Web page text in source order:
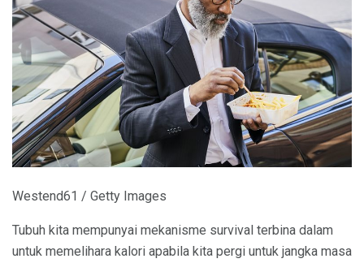
Westend61 / Getty Images
Tubuh kita mempunyai mekanisme survival terbina dalam
untuk memelihara kalori apabila kita pergi untuk jangka masa